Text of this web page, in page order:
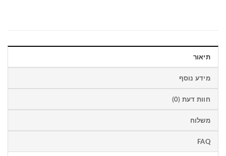
תיאור
מידע נוסף
חוות דעת (0)
משלוח
FAQ